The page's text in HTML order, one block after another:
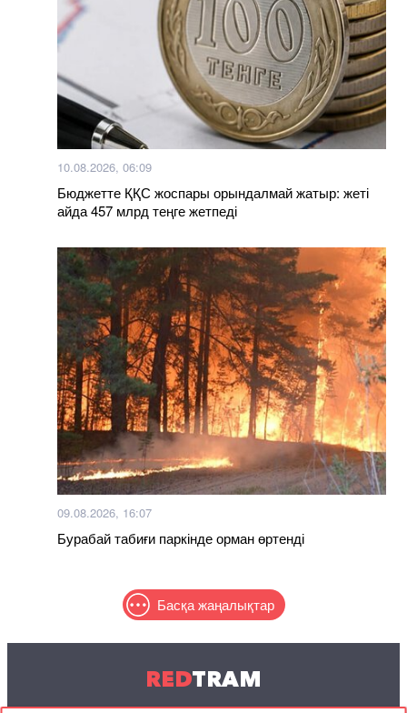
10.08.2026, 06:09
Бюджетте ҚҚС жоспары орындалмай жатыр: жеті
айда 457 млрд теңге жетпеді
09.08.2026, 16:07
Бурабай табиғи паркінде орман өртенді
Басқа жаңалықтар
REDTRAM